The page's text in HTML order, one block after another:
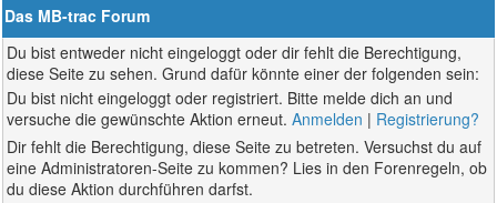
Das MB-trac Forum
Du bist entweder nicht eingeloggt oder dir fehlt die Berechtigung,
diese Seite zu sehen. Grund dafür könnte einer der folgenden sein:
Du bist nicht eingeloggt oder registriert. Bitte melde dich an und
versuche die gewünschte Aktion erneut.Anmelden | Registrierung?
Dir fehlt die Berechtigung, diese Seite zu betreten. Versuchst du auf
eine Administratoren-Seite zu kommen? Lies in den Forenregeln, ob
du diese Aktion durchführen darfst.